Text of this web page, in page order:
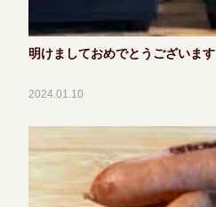
明けましておめでとうございます
2024.01.10